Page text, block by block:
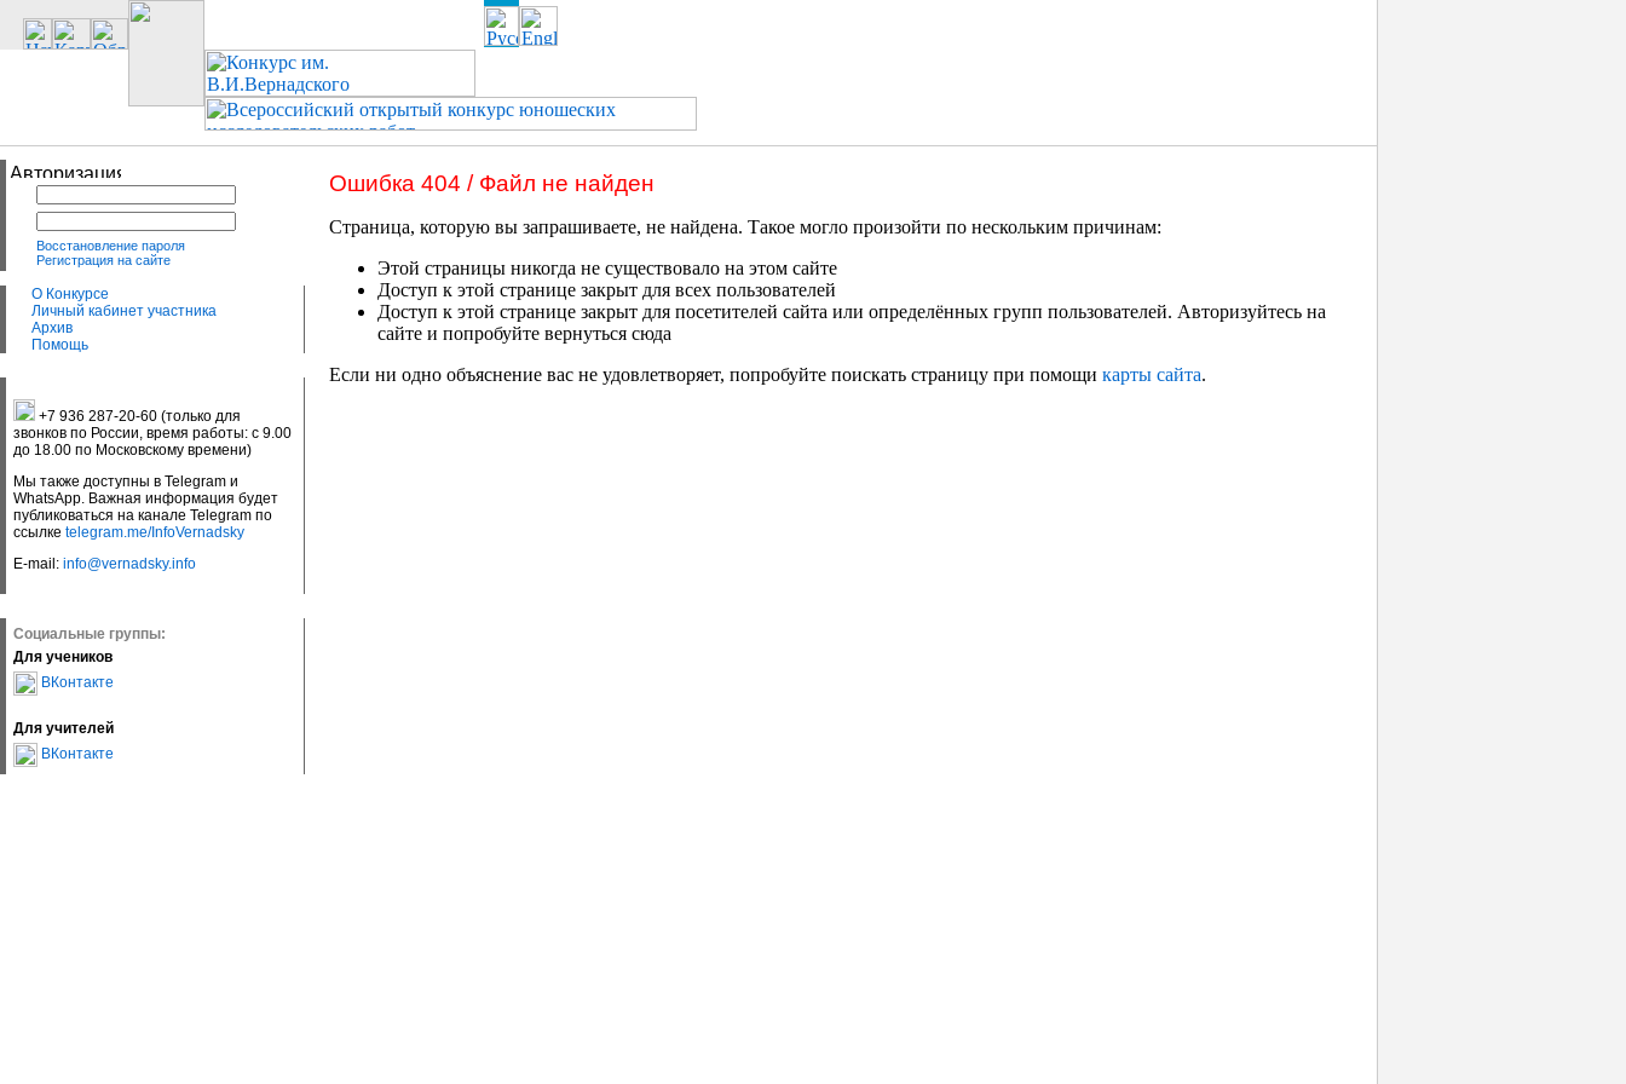
Восстановление пароля
Регистрация на сайте
О Конкурсе
Личный кабинет участника
Архив
Помощь
+7 936 287-20-60 (только для
звонков по России, время работы: с 9.00
до 18.00 по Московскому времени)
Мы также доступны в Telegram и
WhatsApp. Важная информация будет
публиковаться на канале Telegram по
ссылке telegram.me/InfoVernadsky
E-mail: info@vernadsky.info
Социальные группы:
Для учеников
ВКонтакте
Для учителей
ВКонтакте
Ошибка 404 / Файл не найден
Страница, которую вы запрашиваете, не найдена. Такое могло произойти по нескольким причинам:
Этой страницы никогда не существовало на этом сайте
Доступ к этой странице закрыт для всех пользователей
Доступ к этой странице закрыт для посетителей сайта или определённых групп пользователей. Авторизуйтесь на
сайте и попробуйте вернуться сюда
Если ни одно объяснение вас не удовлетворяет, попробуйте поискать страницу при помощи карты сайта.